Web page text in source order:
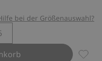
bei der Größenauswahl?